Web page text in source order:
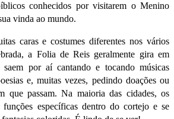
conhecidos por visitarem o Menino
vinda ao mundo.
caras e costumes diferentes nos vários
a Folia de Reis geralmente gira em
por aí cantando e tocando músicas
e, muitas vezes, pedindo doações ou
que passam. Na maioria das cidades, os
específicas dentro do cortejo e se